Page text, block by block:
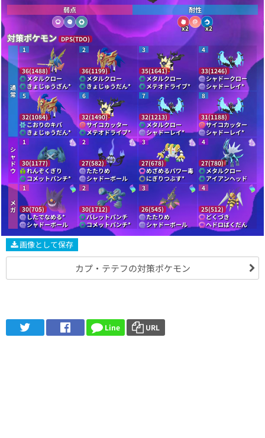
弱点 耐性
x2 x2
対策ポケモン DPS(TDO)
通
常
1
36(1488)
メタルクロー
きょじゅうざん*
2
36(1199)
メタルクロー
きょじゅうだん*
3
35(1641)
メタルクロー
メテオドライブ*
4
33(1246)
シャドークロー
シャドーレイ*
5
32(1084)
こおりのキバ
きょじゅうだん*
6
32(1490)
サイコカッター
メテオドライブ*
7
32(1213)
メタルクロー
シャドーレイ*
8
31(1188)
サイコカッター
シャドーレイ*
シ
ャ
ド
ウ
1
30(1177)
れんぞくぎり
コメットパンチ*
2
27(582)
たたりめ
シャドーボール
3
27(678)
めざめるパワー毒
にぎりつぶす*
4
27(780)
メタルクロー
アイアンヘッド
メ
ガ
1
30(705)
したでなめる*
シャドーボール
2
30(1712)
バレットパンチ
コメットパンチ*
3
26(545)
たたりめ
シャドーボール
4
25(512)
どくづき
ヘドロばくだん
画像として保存
カプ・テテフの対策ポケモン
Line URL